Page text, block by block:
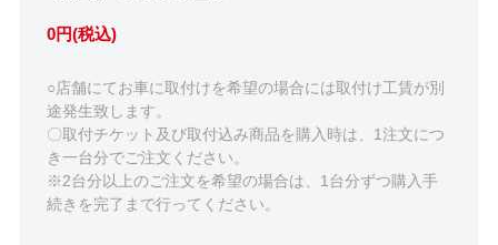
0円(税込)
○店舗にてお車に取付けを希望の場合には取付け工賃が別
途発生致します。
〇取付チケット及び取付込み商品を購入時は、1注文につ
き一台分でご注文ください。
※2台分以上のご注文を希望の場合は、1台分ずつ購入手
続きを完了まで行ってください。